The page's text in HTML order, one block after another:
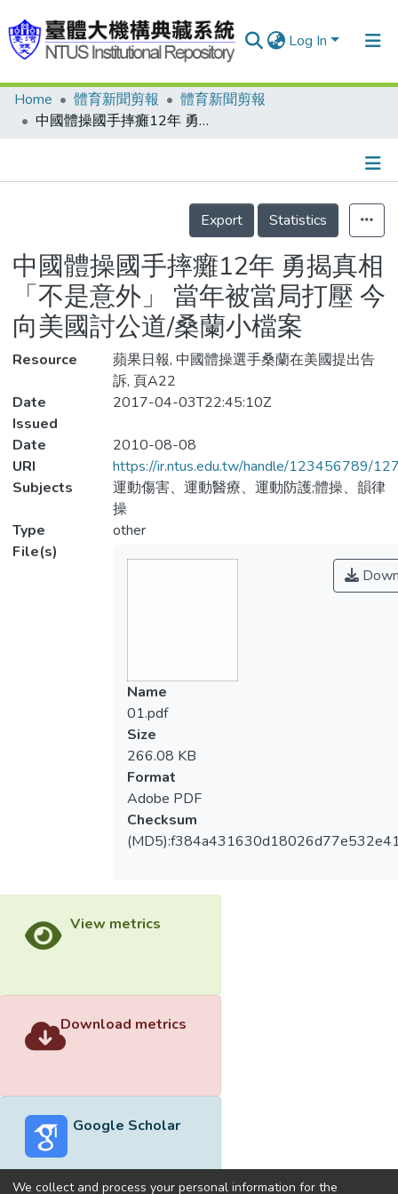
Log In
Communities & Collections
Statistics
Home 體育新聞剪報
體育新聞剪報
中國體操國手摔癱12年 勇揭真相「不是意外」 當年被當局打壓 今向美國討公道/桑蘭小檔案
Details
Export
Statistics
中國體操國手摔癱12年 勇揭真相
「不是意外」 當年被當局打壓 今
向美國討公道/桑蘭小檔案
Resource
蘋果日報, 中國體操選手桑蘭在美國提出告
訴, 頁A22
Date
Issued
2017-04-03T22:45:10Z
Date
2010-08-08
URI
https://ir.ntus.edu.tw/handle/123456789/
Subjects
運動傷害、運動醫療、運動防護;體操、韻律
操
Type
other
File(s)
Name
01.pdf
Size
266.08 KB
Format
Adobe PDF
Checksum
View metrics
Download metrics
Google Scholar
We collect and process your personal information for the